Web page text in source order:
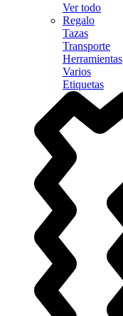
Ver todo
Regalo
Tazas
Transporte
Herramientas
Varios
Etiquetas